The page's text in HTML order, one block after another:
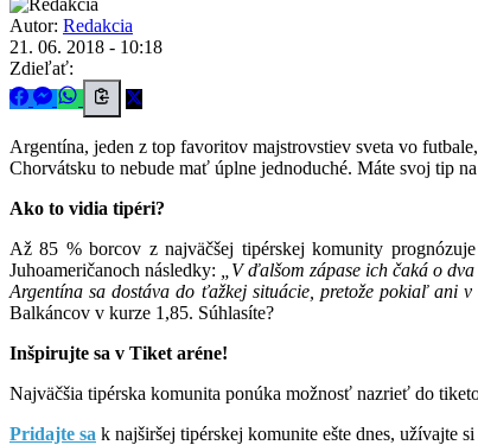
Autor: Redakcia
21. 06. 2018 - 10:18
Zdieľať:
Argentína, jeden z top favoritov majstrovstiev sveta vo
Chorvátsku to nebude mať úplne jednoduché. Máte svoj tip
Ako to vidia tipéri?
Až 85 % borcov z najväčšej tipérskej komunity
Juhoameričanoch následky:
„V ďalšom zápase ich čaká o
Argentína sa dostáva do ťažkej situácie, pretože pokiaľ ani
Balkáncov v kurze 1,85. Súhlasíte?
Inšpirujte sa v Tiket aréne!
Najväčšia tipérska komunita ponúka možnosť nazrieť do
Pridajte sa k najširšej tipérskej komunite ešte dnes, užívajte